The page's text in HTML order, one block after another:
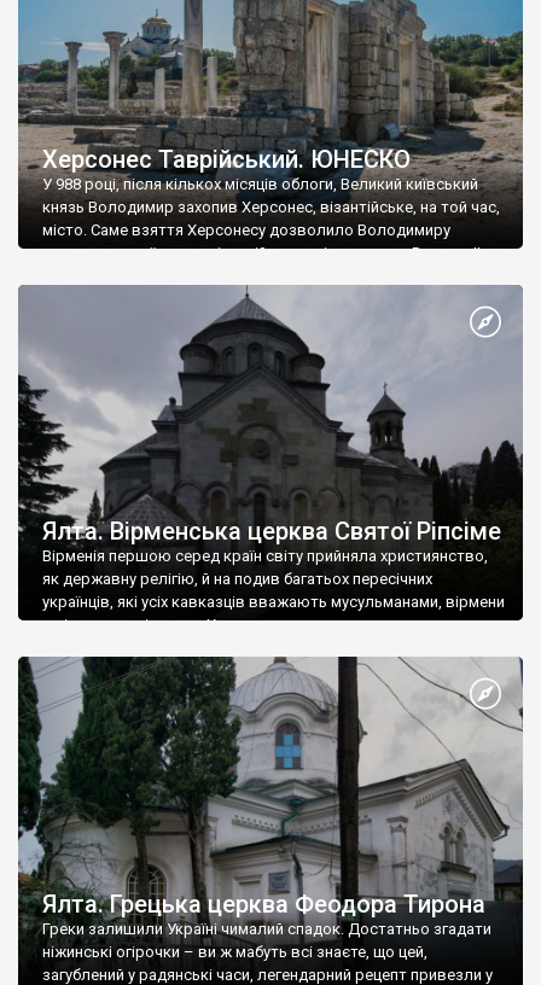
Херсонес Таврійський. ЮНЕСКО
У 988 році, після кількох місяців облоги, Великий київський
князь Володимир захопив Херсонес, візантійське, на той час,
місто. Саме взяття Херсонесу дозволило Володимиру
диктувати свої умови візантійському імператору Василю ІІ, та
Херсонесі Володимир-язичник, став Василем-християнином.
А потім було Хрещення Русі. На честь Херсонесу Таврійського
Ялта. Вірменська церква Святої Ріпсіме
Вірменія першою серед країн світу прийняла християнство,
як державну релігію, й на подив багатьох пересічних
українців, які усіх кавказців вважають мусульманами, вірмени
є відданими вірянами Христа
Ялта. Грецька церква Феодора Тирона
Греки залишили Україні чималий спадок. Достатньо згадати
ніжинські огірочки – ви ж мабуть всі знаєте, що цей,
загублений у радянські часи, легендарний рецепт привезли у